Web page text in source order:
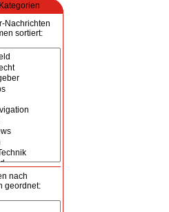
Nachrichten
sortiert:
nach
geordnet: